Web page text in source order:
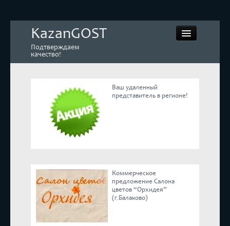
KazanGOST
Подтверждаем
качество!
Контрольная закупка
Дегустации. Экспертиза
Экспертное мнение
Корпоративные блоги
Ваш удаленный
представитель в регионе!
Коммерческое
предложение Салона
цветов “Орхидея”
(г.Балаково)